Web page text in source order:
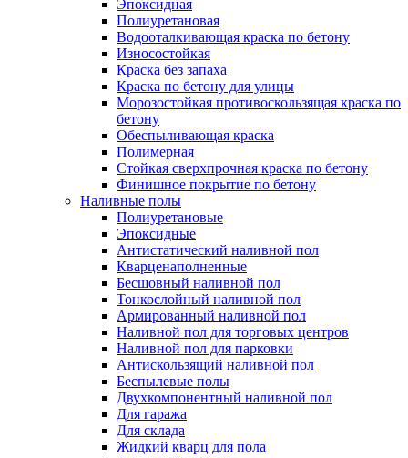
Эпоксидная
Полиуретановая
Водооталкивающая краска по бетону
Износостойкая
Краска без запаха
Краска по бетону для улицы
Морозостойкая противоскользящая краска по
бетону
Обеспыливающая краска
Полимерная
Стойкая сверхпрочная краска по бетону
Финишное покрытие по бетону
Наливные полы
Полиуретановые
Эпоксидные
Антистатический наливной пол
Кварценаполненные
Бесшовный наливной пол
Тонкослойный наливной пол
Армированный наливной пол
Наливной пол для торговых центров
Наливной пол для парковки
Антискользящий наливной пол
Беспылевые полы
Двухкомпонентный наливной пол
Для гаража
Для склада
Жидкий кварц для пола